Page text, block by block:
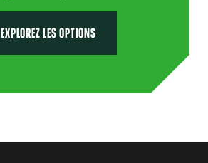
EXPLOREZ LES OPTIONS